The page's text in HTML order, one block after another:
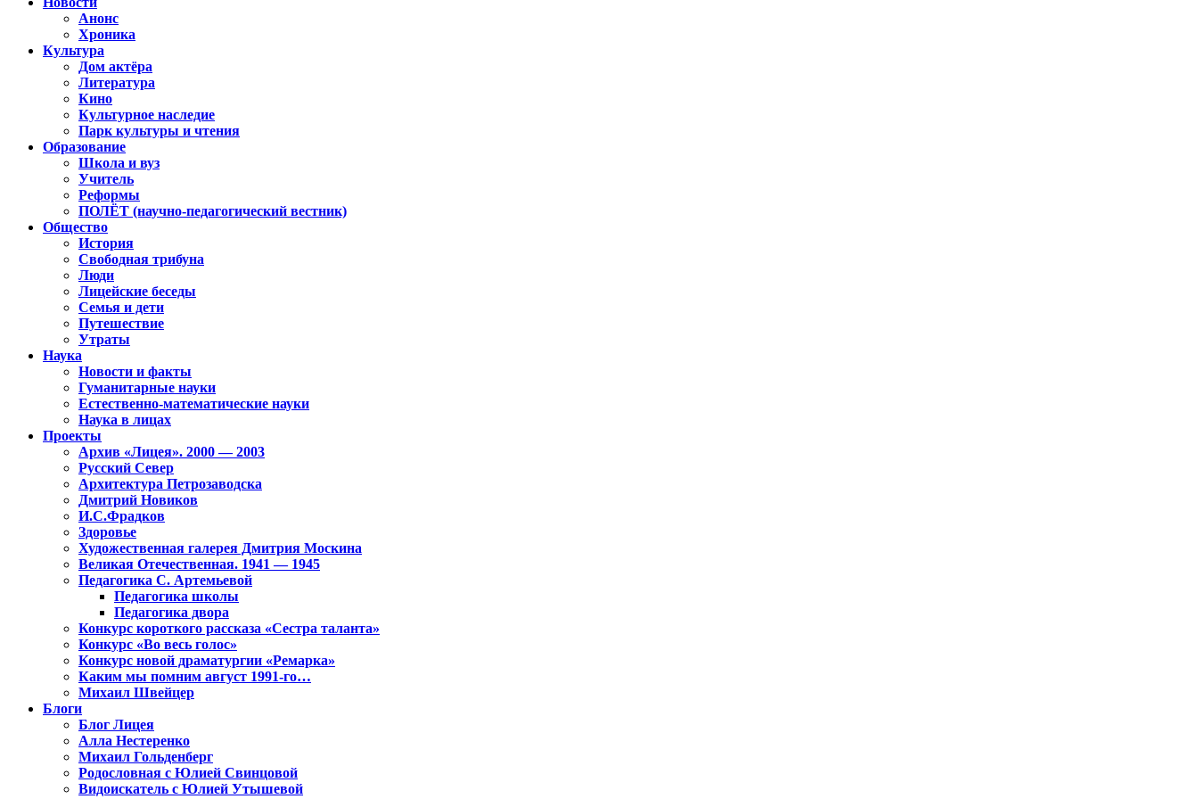
Анонс
Хроника
Культура
Дом актёра
Литература
Кино
Культурное наследие
Парк культуры и чтения
Образование
Школа и вуз
Учитель
Реформы
ПОЛЁТ (научно-педагогический вестник)
Общество
История
Свободная трибуна
Люди
Лицейские беседы
Семья и дети
Путешествие
Утраты
Наука
Новости и факты
Гуманитарные науки
Естественно-математические науки
Наука в лицах
Проекты
Архив «Лицея». 2000 — 2003
Русский Север
Архитектура Петрозаводска
Дмитрий Новиков
И.С.Фрадков
Здоровье
Художественная галерея Дмитрия Москина
Великая Отечественная. 1941 — 1945
Педагогика С. Артемьевой
Педагогика школы
Педагогика двора
Конкурс короткого рассказа «Сестра таланта»
Конкурс «Во весь голос»
Конкурс новой драматургии «Ремарка»
Каким мы помним август 1991-го…
Михаил Швейцер
Блоги
Блог Лицея
Алла Нестеренко
Михаил Гольденберг
Родословная с Юлией Свинцовой
Видоискатель с Юлией Утышевой